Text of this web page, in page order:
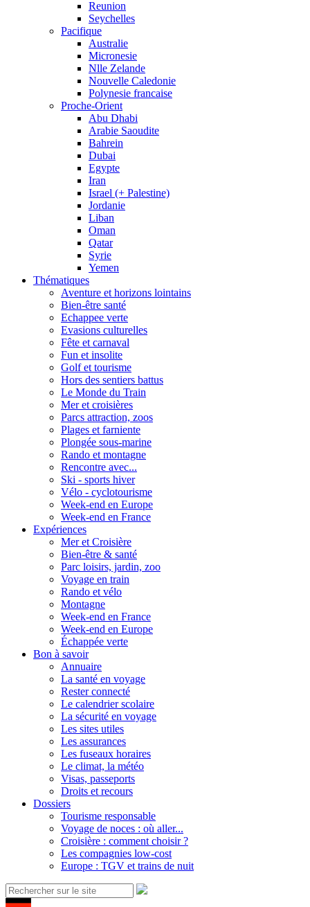
Reunion
Seychelles
Pacifique
Australie
Micronesie
Nlle Zelande
Nouvelle Caledonie
Polynesie francaise
Proche-Orient
Abu Dhabi
Arabie Saoudite
Bahrein
Dubai
Egypte
Iran
Israel (+ Palestine)
Jordanie
Liban
Oman
Qatar
Syrie
Yemen
Thématiques
Aventure et horizons lointains
Bien-être santé
Echappee verte
Evasions culturelles
Fête et carnaval
Fun et insolite
Golf et tourisme
Hors des sentiers battus
Le Monde du Train
Mer et croisières
Parcs attraction, zoos
Plages et farniente
Plongée sous-marine
Rando et montagne
Rencontre avec...
Ski - sports hiver
Vélo - cyclotourisme
Week-end en Europe
Week-end en France
Expériences
Mer et Croisière
Bien-être & santé
Parc loisirs, jardin, zoo
Voyage en train
Rando et vélo
Montagne
Week-end en France
Week-end en Europe
Échappée verte
Bon à savoir
Annuaire
La santé en voyage
Rester connecté
Le calendrier scolaire
La sécurité en voyage
Les sites utiles
Les assurances
Les fuseaux horaires
Le climat, la météo
Visas, passeports
Droits et recours
Dossiers
Tourisme responsable
Voyage de noces : où aller...
Croisière : comment choisir ?
Les compagnies low-cost
Europe : TGV et trains de nuit